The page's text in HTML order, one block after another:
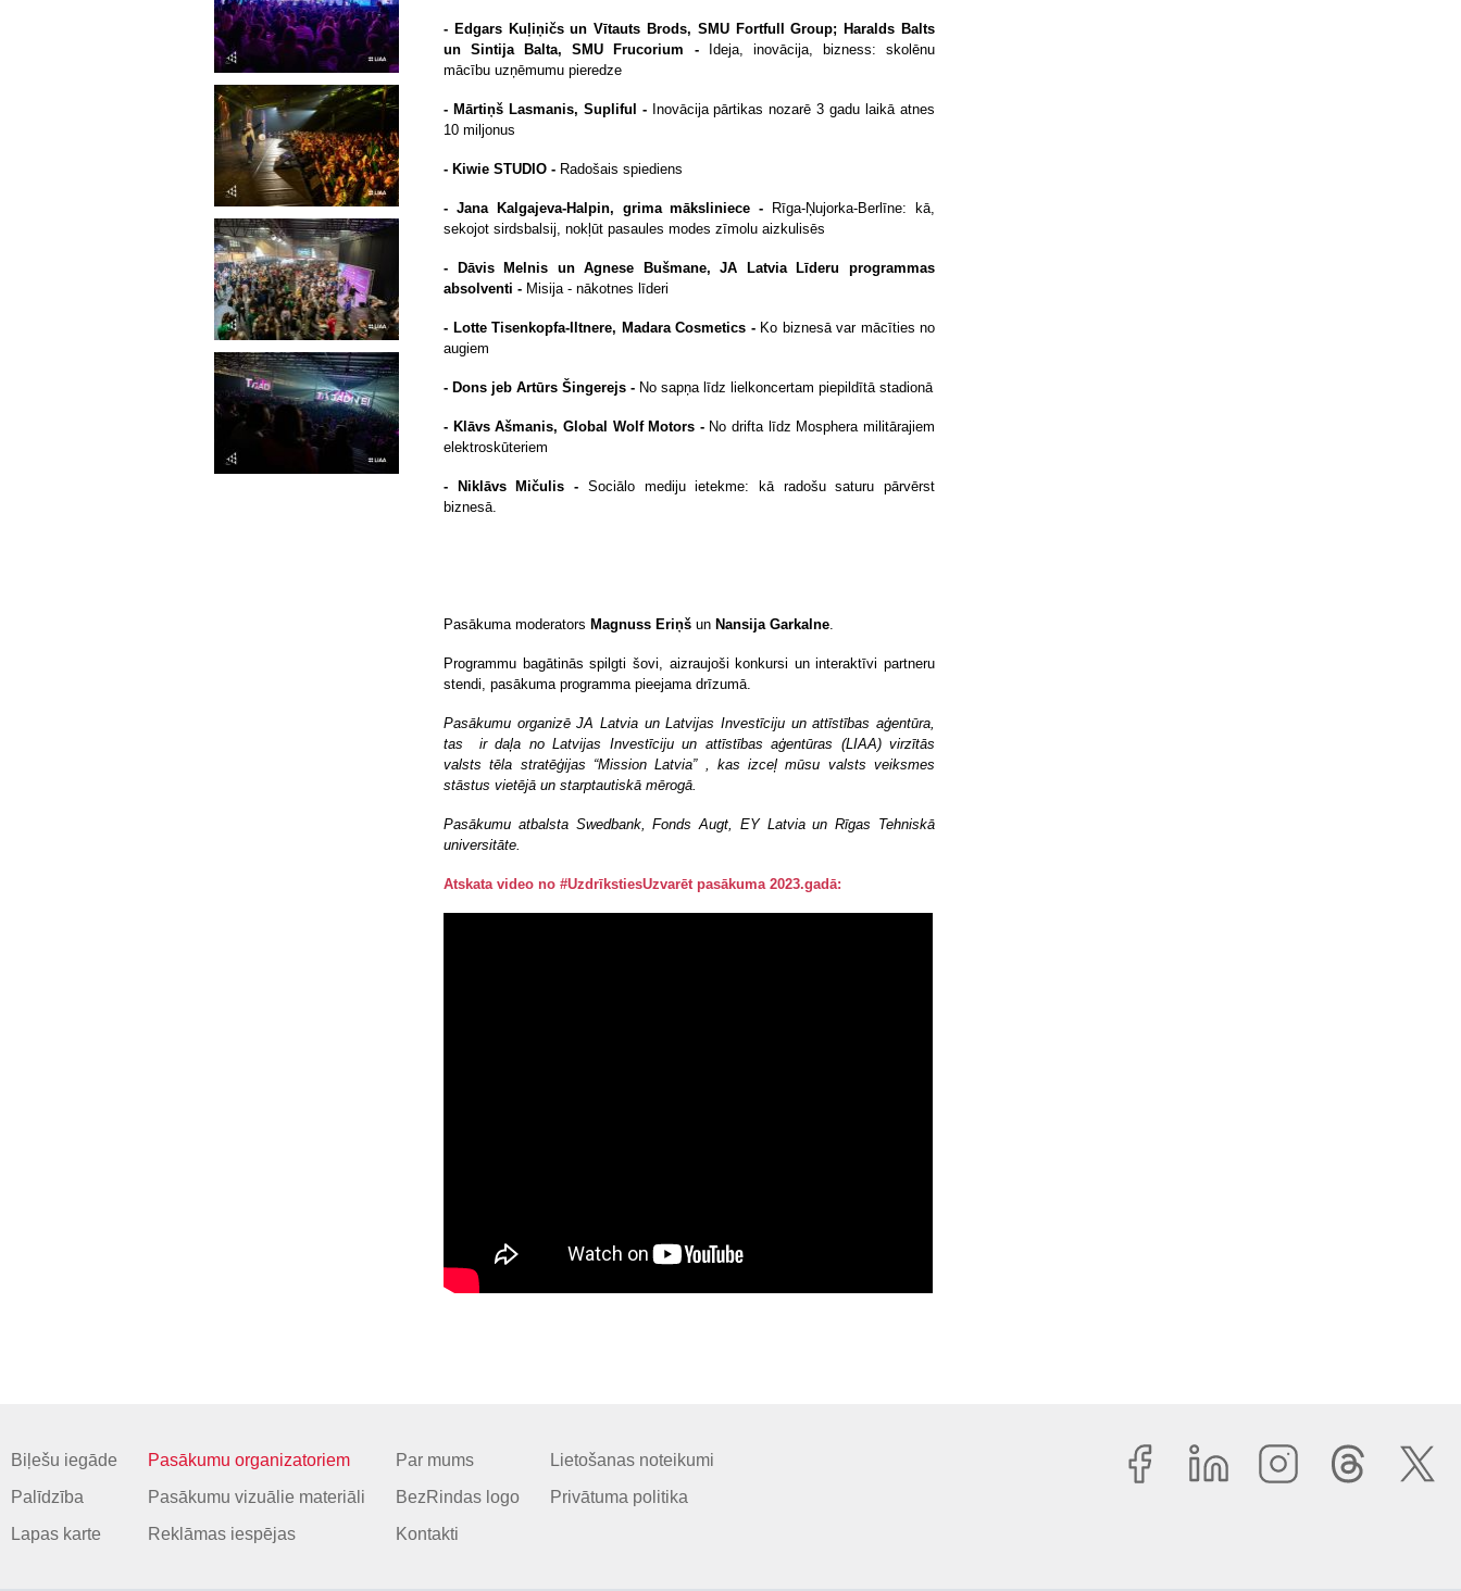
- Edgars Kuļiņičs un Vītauts Brods, SMU Fortfull Group; Haralds Balts
un Sintija Balta, SMU Frucorium -
Ideja, inovācija, bizness: skolēnu
mācību uzņēmumu pieredze
- Mārtiņš Lasmanis, Supliful - Inovācija pārtikas nozarē 3 gadu laikā atnes
10 miljonus
- Kiwie STUDIO - Radošais spiediens
- Jana Kalgajeva-Halpin, grima māksliniece -
Rīga-Ņujorka-Berlīne: kā,
sekojot sirdsbalsij, nokļūt pasaules modes zīmolu aizkulisēs
- Dāvis Melnis un Agnese Bušmane, JA Latvia Līderu programmas
absolventi - Misija - nākotnes līderi
- Lotte Tisenkopfa-Iltnere, Madara Cosmetics - Ko biznesā var mācīties no
augiem
- Dons jeb Artūrs Šingerejs - No sapņa līdz lielkoncertam piepildītā stadionā
- Klāvs Ašmanis, Global Wolf Motors - No drifta līdz Mosphera militārajiem
elektroskūteriem
- Niklāvs Mičulis - Sociālo mediju ietekme: kā radošu saturu pārvērst
biznesā.
Pasākuma moderators Magnuss Eriņš un Nansija Garkalne.
Programmu bagātinās spilgti šovi, aizraujoši konkursi un interaktīvi partneru
stendi, pasākuma programma pieejama drīzumā.
Pasākumu organizē JA Latvia un Latvijas Investīciju un attīstības aģentūra,
tas ir daļa no Latvijas Investīciju un attīstības aģentūras (LIAA) virzītās
valsts tēla stratēģijas “Mission Latvia” , kas izceļ mūsu valsts veiksmes
stāstus vietējā un starptautiskā mērogā.
Pasākumu atbalsta Swedbank, Fonds Augt, EY Latvia un Rīgas Tehniskā
universitāte.
Atskata video no #UzdrīkstiesUzvarēt pasākuma 2023.gadā:
Biļešu iegāde
Palīdzība
Lapas karte
Pasākumu organizatoriem
Pasākumu vizuālie materiāli
Reklāmas iespējas
Par mums
BezRindas logo
Kontakti
Lietošanas noteikumi
Privātuma politika